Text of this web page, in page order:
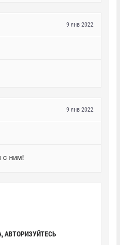
9 янв 2022
9 янв 2022
с ним!
АВТОРИЗУЙТЕСЬ